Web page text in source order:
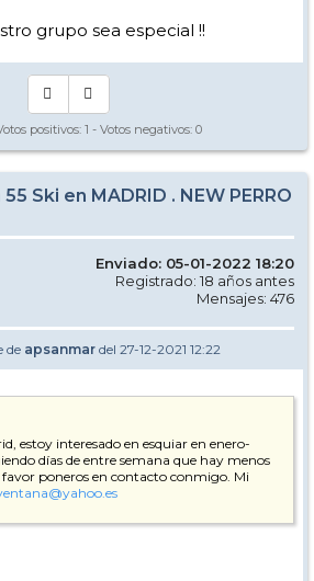
grupo sea especial !!
positivos: 1 - Votos negativos: 0
Ski en MADRID . NEW PERRO
Enviado: 05-01-2022 18:20
Registrado: 18 años antes
Mensajes: 476
de apsanmar del 27-12-2021 12:22
estoy interesado en esquiar en enero-
días de entre semana que hay menos
poneros en contacto conmigo. Mi